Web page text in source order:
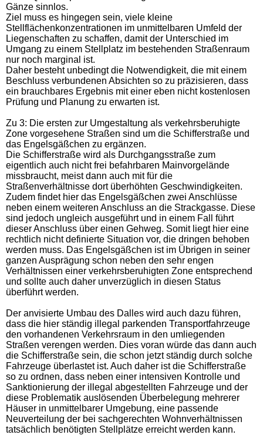
Gänze sinnlos.
Ziel muss es hingegen sein, viele kleine
Stellflächenkonzentrationen im unmittelbaren Umfeld der
Liegenschaften zu schaffen, damit der Unterschied im
Umgang zu einem Stellplatz im bestehenden Straßenraum
nur noch marginal ist.
Daher besteht unbedingt die Notwendigkeit, die mit einem
Beschluss verbundenen Absichten so zu präzisieren, dass
ein brauchbares Ergebnis mit einer eben nicht kostenlosen
Prüfung und Planung zu erwarten ist.
Zu 3: Die ersten zur Umgestaltung als verkehrsberuhigte
Zone vorgesehene Straßen sind um die Schifferstraße und
das Engelsgäßchen zu ergänzen.
Die Schifferstraße wird als Durchgangsstraße zum
eigentlich auch nicht frei befahrbaren Mainvorgelände
missbraucht, meist dann auch mit für die
Straßenverhältnisse dort überhöhten Geschwindigkeiten.
Zudem findet hier das Engelsgäßchen zwei Anschlüsse
neben einem weiteren Anschluss an die Strackgasse. Diese
sind jedoch ungleich ausgeführt und in einem Fall führt
dieser Anschluss über einen Gehweg. Somit liegt hier eine
rechtlich nicht definierte Situation vor, die dringen behoben
werden muss. Das Engelsgäßchen ist im Übrigen in seiner
ganzen Ausprägung schon neben den sehr engen
Verhältnissen einer verkehrsberuhigten Zone entsprechend
und sollte auch daher unverzüglich in diesen Status
überführt werden.
Der anvisierte Umbau des Dalles wird auch dazu führen,
dass die hier ständig illegal parkenden Transportfahrzeuge
den vorhandenen Verkehrsraum in den umliegenden
Straßen verengen werden. Dies voran würde das dann auch
die Schifferstraße sein, die schon jetzt ständig durch solche
Fahrzeuge überlastet ist. Auch daher ist die Schifferstraße
so zu ordnen, dass neben einer intensiven Kontrolle und
Sanktionierung der illegal abgestellten Fahrzeuge und der
diese Problematik auslösenden Überbelegung mehrerer
Häuser in unmittelbarer Umgebung, eine passende
Neuverteilung der bei sachgerechten Wohnverhältnissen
tatsächlich benötigten Stellplätze erreicht werden kann.